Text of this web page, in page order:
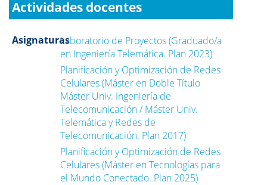
Actividades docentes
AsignaturasLaboratorio de Proyectos (Graduado/a
en Ingeniería Telemática. Plan 2023)
Planificación y Optimización de Redes
Celulares (Máster en Doble Título
Máster Univ. Ingeniería de
Telecomunicación / Máster Univ.
Telemática y Redes de
Telecomunicación. Plan 2017)
Planificación y Optimización de Redes
Celulares (Máster en Tecnologías para
el Mundo Conectado. Plan 2025)